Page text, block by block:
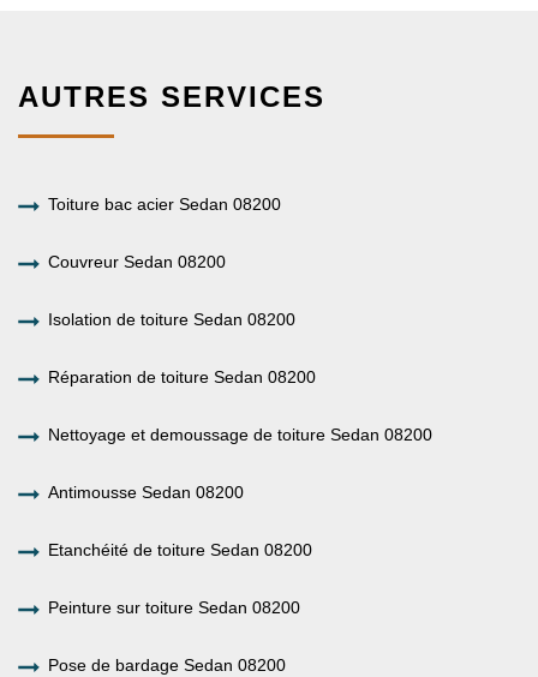
AUTRES SERVICES
Toiture bac acier Sedan 08200
Couvreur Sedan 08200
Isolation de toiture Sedan 08200
Réparation de toiture Sedan 08200
Nettoyage et demoussage de toiture Sedan 08200
Antimousse Sedan 08200
Etanchéité de toiture Sedan 08200
Peinture sur toiture Sedan 08200
Pose de bardage Sedan 08200